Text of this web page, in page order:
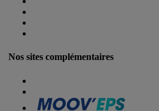
Nos sites complémentaires